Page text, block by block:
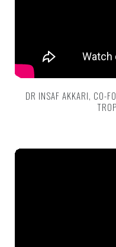
DR INSAF AKKARI, CO-